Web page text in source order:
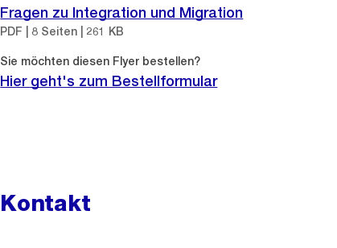
Fragen zu Integration und Migration
PDF | 8 Seiten | 261 KB
Sie möchten diesen Flyer bestellen?
Hier geht's zum Bestellformular
Kontakt